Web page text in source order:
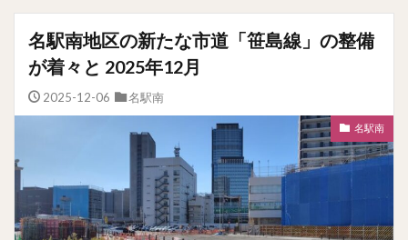
名駅南地区の新たな市道「笹島線」の整備
が着々と 2025年12月
2025-12-06 名駅南
名駅南